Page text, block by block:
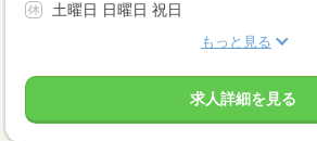
土曜日 日曜日 祝日
もっと見る
求人詳細を見る